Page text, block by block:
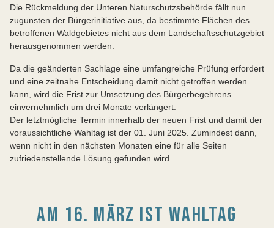
Die Rückmeldung der Unteren Naturschutzsbehörde fällt nun
zugunsten der Bürgerinitiative aus, da bestimmte Flächen des
betroffenen Waldgebietes nicht aus dem Landschaftsschutzgebiet
herausgenommen werden.
Da die geänderten Sachlage eine umfangreiche Prüfung erfordert
und eine zeitnahe Entscheidung damit nicht getroffen werden
kann, wird die Frist zur Umsetzung des Bürgerbegehrens
einvernehmlich um drei Monate verlängert.
Der letztmögliche Termin innerhalb der neuen Frist und damit der
voraussichtliche Wahltag ist der 01. Juni 2025. Zumindest dann,
wenn nicht in den nächsten Monaten eine für alle Seiten
zufriedenstellende Lösung gefunden wird.
AM 16. MÄRZ IST WAHLTAG